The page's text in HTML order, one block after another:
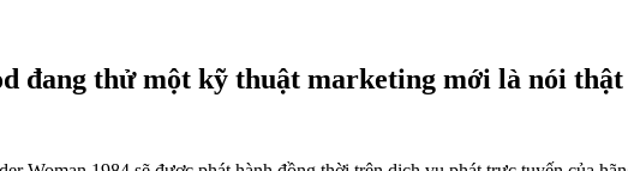
đang thử một kỹ thuật marketing mới là nói thật